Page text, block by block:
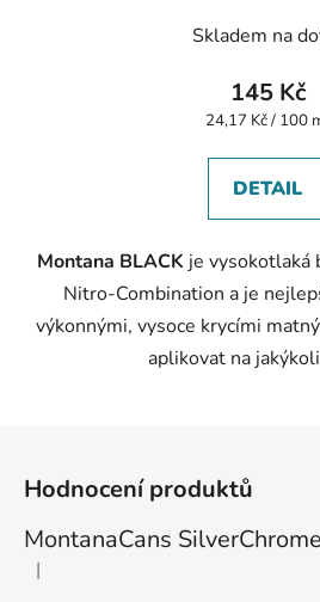
Skladem na
145 Kč
Měrná
24,17 Kč / 100
DETAIL
Montana BLACK je vysokotlaká
Nitro-Combination a je
výkonnými, vysoce krycími
aplikovat na
Hodnocení produktů
MontanaCans
Hodnocení produktu je 1 z 5
|